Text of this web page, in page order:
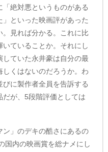
絶対悪というものがある
といった映画評があった
見れば分かる。これに比
ていることか。それにし
ていた永井豪は自分の最
くはないのだろうか。わ
に製作者全員を告訴する
が、5段階評価としては
」のデキの酷さにあるの
国内の映画賞を総ナメにし